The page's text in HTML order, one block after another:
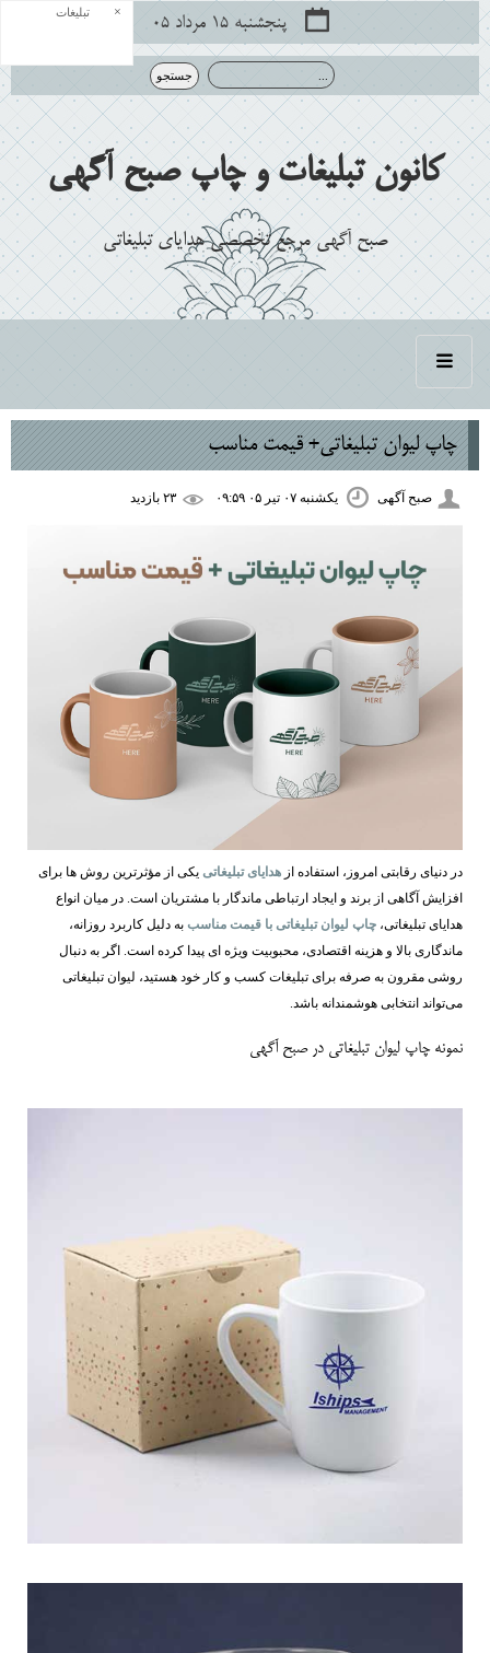
پنجشنبه ۱۵ مرداد ۰۵
کانون تبلیغات و چاپ صبح آگهی
صبح آگهی مرجع تخصصی هدایای تبلیغاتی
چاپ لیوان تبلیغاتی+ قیمت مناسب
صبح آگهی یکشنبه ۰۷ تیر ۰۵ ۰۹:۵۹
در دنیای رقابتی امروز، استفاده از هدایای تبلیغاتی یکی از مؤثرترین روش‌ ها برای
افزایش آگاهی از برند و ایجاد ارتباطی ماندگار با مشتریان است. در میان انواع
هدایای تبلیغاتی، چاپ لیوان تبلیغاتی با قیمت مناسب به دلیل کاربرد روزانه،
ماندگاری بالا و هزینه اقتصادی، محبوبیت ویژه ‌ای پیدا کرده است. اگر به دنبال
روشی مقرون ‌به ‌صرفه برای تبلیغات کسب ‌و کار خود هستید، لیوان تبلیغاتی
می‌تواند انتخابی هوشمندانه باشد.
نمونه چاپ لیوان تبلیغاتی در صبح آگهی
تبلیغات ×